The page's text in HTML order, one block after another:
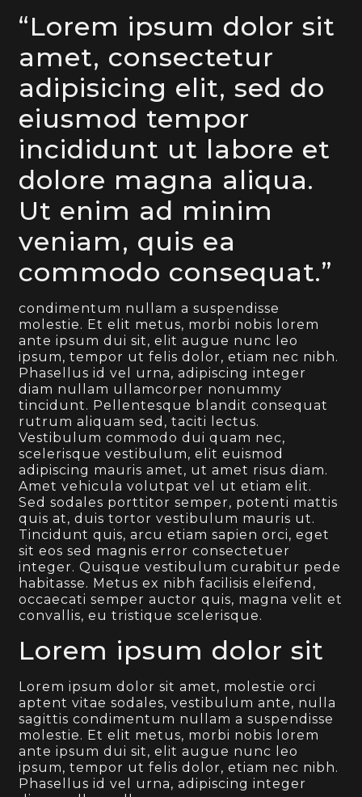
“Lorem ipsum dolor sit
amet, consectetur
adipisicing elit, sed do
eiusmod tempor
incididunt ut labore et
dolore magna aliqua.
Ut enim ad minim
veniam, quis ea
commodo consequat.”
condimentum nullam a suspendisse
molestie. Et elit metus, morbi nobis lorem
ante ipsum dui sit, elit augue nunc leo
ipsum, tempor ut felis dolor, etiam nec nibh.
Phasellus id vel urna, adipiscing integer
diam nullam ullamcorper nonummy
tincidunt. Pellentesque blandit consequat
rutrum aliquam sed, taciti lectus.
Vestibulum commodo dui quam nec,
scelerisque vestibulum, elit euismod
adipiscing mauris amet, ut amet risus diam.
Amet vehicula volutpat vel ut etiam elit.
Sed sodales porttitor semper, potenti mattis
quis at, duis tortor vestibulum mauris ut.
Tincidunt quis, arcu etiam sapien orci, eget
sit eos sed magnis error consectetuer
integer. Quisque vestibulum curabitur pede
habitasse. Metus ex nibh facilisis eleifend,
occaecati semper auctor quis, magna velit et
convallis, eu tristique scelerisque.
Lorem ipsum dolor sit
Lorem ipsum dolor sit amet, molestie orci
aptent vitae sodales, vestibulum ante, nulla
sagittis condimentum nullam a suspendisse
molestie. Et elit metus, morbi nobis lorem
ante ipsum dui sit, elit augue nunc leo
ipsum, tempor ut felis dolor, etiam nec nibh.
Phasellus id vel urna, adipiscing integer